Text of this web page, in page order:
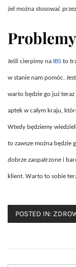
żel można stosować
Jeśli cierpimy na IBS to
w stanie nam pomóc.
warto będzie go już
aptek w całym kraju,
Wtedy będziemy
to zawsze można będzie
dobrze zaopatrzone i
klient. Warto to sobie
POSTED IN: